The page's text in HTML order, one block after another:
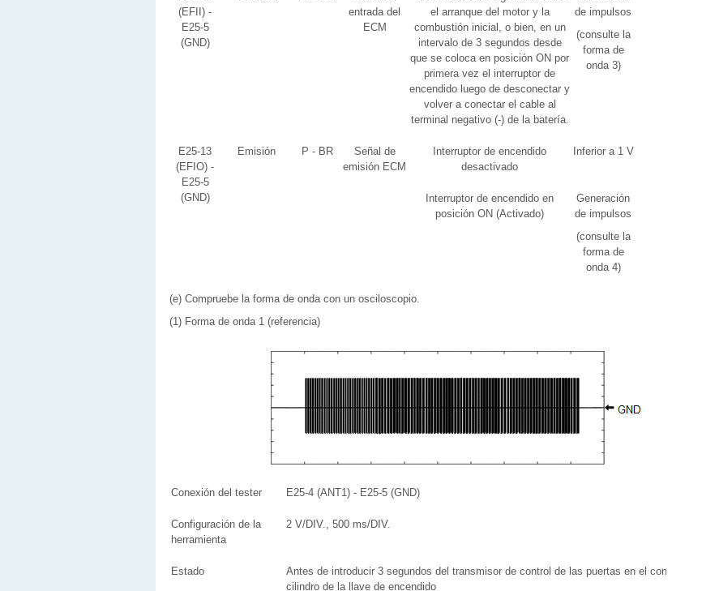
(EFII) -
E25-5
(GND)
entrada del
ECM
el arranque del motor y la
combustión inicial, o bien, en un
intervalo de 3 segundos desde
que se coloca en posición ON por
primera vez el interruptor de
encendido luego de desconectar y
volver a conectar el cable al
terminal negativo (-) de la batería.
de impulsos
(consulte la
forma de
onda 3)
E25-13
(EFIO) -
E25-5
(GND)
Emisión P - BR
Señal de
emisión ECM
Interruptor de encendido
desactivado
Inferior a 1 V
Interruptor de encendido en
posición ON (Activado)
Generación
de impulsos
(consulte la
forma de
onda 4)
(e) Compruebe la forma de onda con un osciloscopio.
(1) Forma de onda 1 (referencia)
Conexión del tester E25-4 (ANT1) - E25-5 (GND)
Configuración de la
herramienta
2 V/DIV., 500 ms/DIV.
Estado
Antes de introducir 3 segundos del transmisor de control de las puertas en el conjunto del
cilindro de la llave de encendido